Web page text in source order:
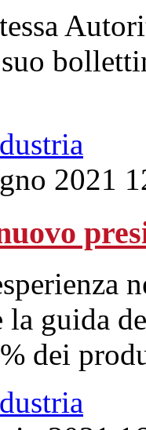
2021
la guida
dei